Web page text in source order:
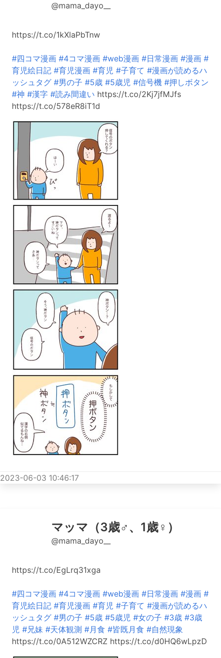
@mama_dayo__
https://t.co/1kXlaPbTnw
#四コマ漫画 #4コマ漫画 #web漫画 #日常漫画 #漫画 #
育児絵日記 #育児漫画 #育児 #子育て #漫画が読めるハ
ッシュタグ #男の子 #5歳 #5歳児 #信号機 #押しボタン
#神 #漢字 #読み間違い https://t.co/2Kj7jfMJfs
https://t.co/578eR8iT1d
2023-06-03 10:46:17
マッマ（3歳♂、1歳♀）
@mama_dayo__
https://t.co/EgLrq31xga
#四コマ漫画 #4コマ漫画 #web漫画 #日常漫画 #漫画 #
育児絵日記 #育児漫画 #育児 #子育て #漫画が読めるハ
ッシュタグ #男の子 #5歳 #5歳児 #女の子 #3歳 #3歳
児 #兄妹 #天体観測 #月食 #皆既月食 #自然現象
https://t.co/0A512WZCRZ https://t.co/d0HQ6wLpzD